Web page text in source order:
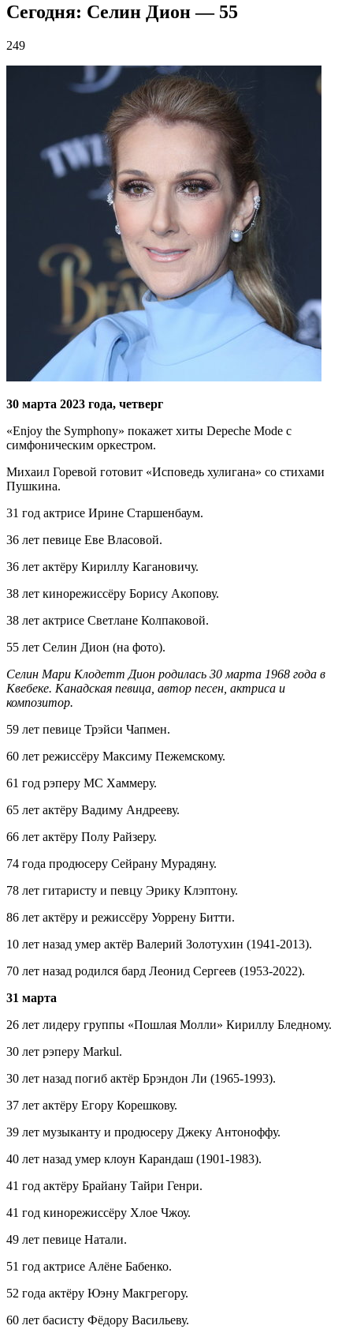
Сегодня: Селин Дион — 55
249
30 марта 2023 года, четверг
«Enjoy the Symphony» покажет хиты Depeche Mode c
симфоническим оркестром.
Михаил Горевой готовит «Исповедь хулигана» со стихами
Пушкина.
31 год актрисе Ирине Старшенбаум.
36 лет певице Еве Власовой.
36 лет актёру Кириллу Кагановичу.
38 лет кинорежиссёру Борису Акопову.
38 лет актрисе Светлане Колпаковой.
55 лет Селин Дион (на фото).
Селин Мари Клодетт Дион родилась 30 марта 1968 года в
Квебеке. Канадская певица, автор песен, актриса и
композитор.
59 лет певице Трэйси Чапмен.
60 лет режиссёру Максиму Пежемскому.
61 год рэперу МС Хаммеру.
65 лет актёру Вадиму Андрееву.
66 лет актёру Полу Райзеру.
74 года продюсеру Сейрану Мурадяну.
78 лет гитаристу и певцу Эрику Клэптону.
86 лет актёру и режиссёру Уоррену Битти.
10 лет назад умер актёр Валерий Золотухин (1941-2013).
70 лет назад родился бард Леонид Сергеев (1953-2022).
31 марта
26 лет лидеру группы «Пошлая Молли» Кириллу Бледному.
30 лет рэперу Markul.
30 лет назад погиб актёр Брэндон Ли (1965-1993).
37 лет актёру Егору Корешкову.
39 лет музыканту и продюсеру Джеку Антоноффу.
40 лет назад умер клоун Карандаш (1901-1983).
41 год актёру Брайану Тайри Генри.
41 год кинорежиссёру Хлое Чжоу.
49 лет певице Натали.
51 год актрисе Алёне Бабенко.
52 года актёру Юэну Макгрегору.
60 лет басисту Фёдору Васильеву.